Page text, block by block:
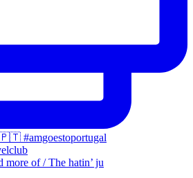
more of / The hatin’ ju